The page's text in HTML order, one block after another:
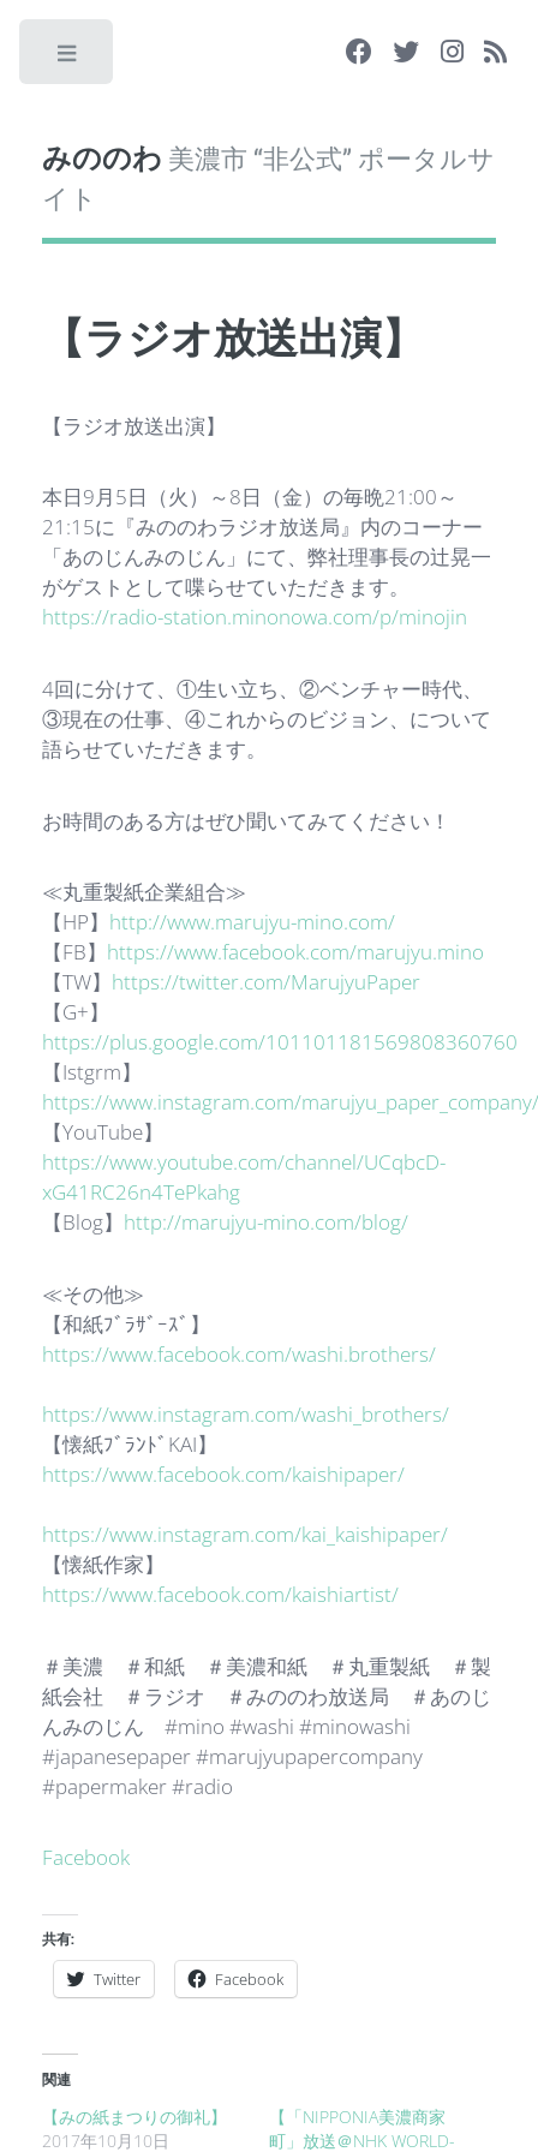
みののわ 美濃市 “非公式” ポータルサ
イト
【ラジオ放送出演】
【ラジオ放送出演】
本日9月5日（火）～8日（金）の毎晩21:00～
21:15に『みののわラジオ放送局』内のコーナー
「あのじんみのじん」にて、弊社理事長の辻晃一
がゲストとして喋らせていただきます。
https://radio-station.minonowa.com/p/minojin
4回に分けて、①生い立ち、②ベンチャー時代、
③現在の仕事、④これからのビジョン、について
語らせていただきます。
お時間のある方はぜひ聞いてみてください！
≪丸重製紙企業組合≫
【HP】 http://www.marujyu-mino.com/
【FB】 https://www.facebook.com/marujyu.mino
【TW】 https://twitter.com/MarujyuPaper
【G+】
https://plus.google.com/101101181569808360760
【Istgrm】
https://www.instagram.com/marujyu_paper_company/
【YouTube】
https://www.youtube.com/channel/UCqbcD-
xG41RC26n4TePkahg
【Blog】 http://marujyu-mino.com/blog/
≪その他≫
【和紙ﾌﾞﾗｻﾞｰｽﾞ】
https://www.facebook.com/washi.brothers/
https://www.instagram.com/washi_brothers/
【懐紙ﾌﾞﾗﾝﾄﾞKAI】
https://www.facebook.com/kaishipaper/
https://www.instagram.com/kai_kaishipaper/
【懐紙作家】
https://www.facebook.com/kaishiartist/
＃美濃 ＃和紙 ＃美濃和紙 ＃丸重製紙 ＃製
紙会社 ＃ラジオ ＃みののわ放送局 ＃あのじ
んみのじん #mino #washi #minowashi
#japanesepaper #marujyupapercompany
#papermaker #radio
Facebook
共有:
Twitter Facebook
関連
【みの紙まつりの御礼】
2017年10月10日
【「NIPPONIA美濃商家
町」放送＠NHK WORLD-
Toggle